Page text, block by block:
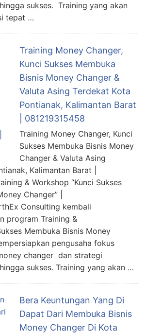
sukses. Training yang akan
tepat …
Training Money Changer,
Kunci Sukses Membuka
Bisnis Money Changer &
Valuta Asing Terdekat Kota
Pontianak, Kalimantan Barat
| 081219315458
Training Money Changer, Kunci
Sukses Membuka Bisnis Money
Changer & Valuta Asing
Kalimantan Barat |
& Workshop “Kunci Sukses
Changer” |
Consulting kembali
program Training &
Membuka Bisnis Money
pengusaha fokus
changer dan strategi
sukses. Training yang akan …
Bera Keuntungan Yang Di
Dapat Dari Membuka Bisnis
Money Changer Di Kota